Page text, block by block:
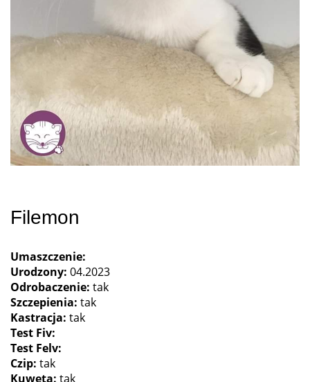
Filemon
Umaszczenie:
Urodzony: 04.2023
Odrobaczenie: tak
Szczepienia: tak
Kastracja: tak
Test Fiv:
Test Felv:
Czip: tak
Kuweta: tak